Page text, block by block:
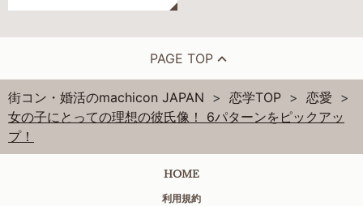
PAGE TOP
街コン・婚活のmachicon JAPAN 恋学TOP
恋愛
女の子にとっての理想の彼氏像！ 6パターンをピックアッ
プ！
HOME
利用規約